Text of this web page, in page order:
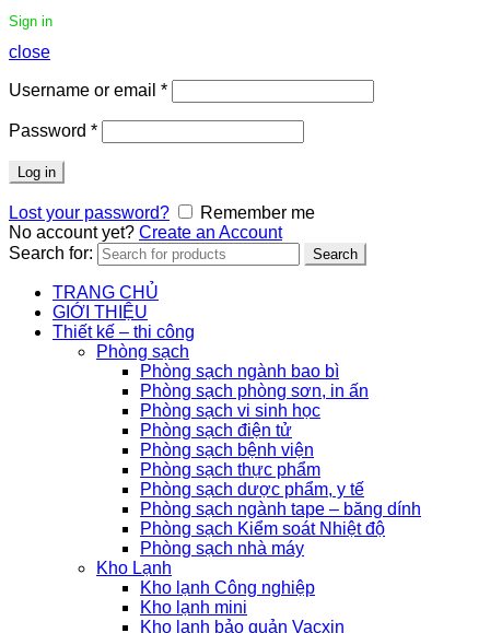
Sign in
close
Username or email *
Password *
Log in
Lost your password?
Remember me
No account yet? Create an Account
Search for:
Search
TRANG CHỦ
GIỚI THIỆU
Thiết kế – thi công
Phòng sạch
Phòng sạch ngành bao bì
Phòng sạch phòng sơn, in ấn
Phòng sạch vi sinh học
Phòng sạch điện tử
Phòng sạch bệnh viện
Phòng sạch thực phẩm
Phòng sạch dược phẩm, y tế
Phòng sạch ngành tape – băng dính
Phòng sạch Kiểm soát Nhiệt độ
Phòng sạch nhà máy
Kho Lạnh
Kho lạnh Công nghiệp
Kho lạnh mini
Kho lạnh bảo quản Vacxin